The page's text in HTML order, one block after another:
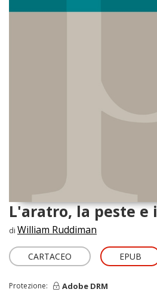
L'aratro, la peste
di William Ruddiman
CARTACEO EPUB
Protezione: Adobe DRM